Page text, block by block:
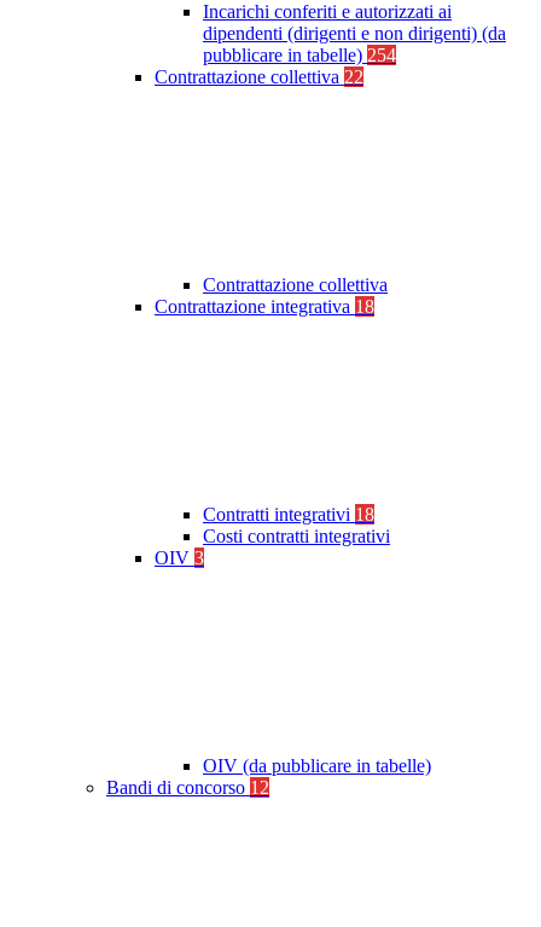
Incarichi conferiti e autorizzati ai
dipendenti (dirigenti e non dirigenti) (da
pubblicare in tabelle) 254
Contrattazione collettiva 22
Contrattazione collettiva
Contrattazione integrativa 18
Contratti integrativi 18
Costi contratti integrativi
OIV 3
OIV (da pubblicare in tabelle)
Bandi di concorso 12